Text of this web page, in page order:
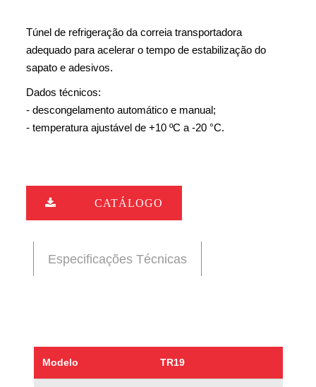
Túnel de refrigeração da correia transportadora
adequado para acelerar o tempo de estabilização do
sapato e adesivos.
Dados técnicos:
- descongelamento automático e manual;
- temperatura ajustável de +10 ºC a -20 °C.
CATÁLOGO
Especificações Técnicas
Modelo TR19